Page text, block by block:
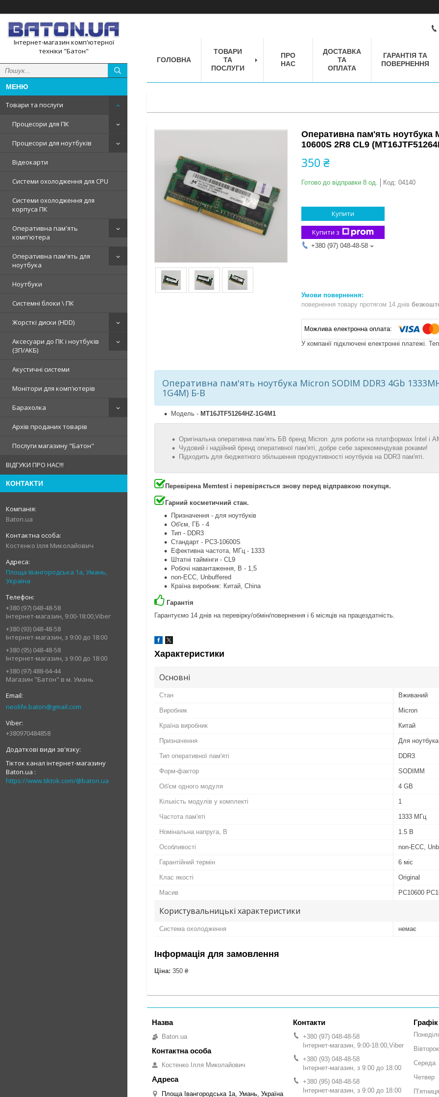
Інтернет-магазин комп'ютерної
техніки "Батон"
Товари та послуги
Процесори для ПК
Процесори для ноутбуків
Відеокарти
Системи охолодження для CPU
Системи охолодження для
корпуса ПК
Оперативна пам'ять
комп'ютера
Оперативна пам'ять для
ноутбука
Ноутбуки
Системні блоки \ ПК
Жорсткі диски (HDD)
Аксесуари до ПК і ноутбуків
(ЗП/АКБ)
Акустичні системи
Монітори для комп'ютерів
Барахолка
Архів проданих товарів
Послуги магазину "Батон"
ВІДГУКИ ПРО НАС!!!
КОНТАКТИ
Baton.ua
Костенко Ілля Миколайович
Площа Івангородська 1а, Умань,
Україна
+380 (97) 048-48-58
Інтернет-магазин, 9:00-18:00,Viber
+380 (93) 048-48-58
Інтернет-магазин, з 9:00 до 18:00
+380 (95) 048-48-58
Інтернет-магазин, з 9:00 до 18:00
+380 (97) 488-64-44
Магазин "Батон" в м. Умань
neolife.baton@gmail.com
+380970484858
Тікток канал інтернет-магазину
Baton.ua
https://www.tiktok.com/@baton.ua
ГОЛОВНА
ТОВАРИ
ТА
ПОСЛУГИ
ПРО
НАС
ДОСТАВКА
ТА
ОПЛАТА
ГАРАНТІЯ ТА
ПОВЕРНЕННЯ
Оперативна пам'ять ноутбука
10600S 2R8 CL9
350 ₴
Готово до відправки 8 од. Код: 04140
Купити
Купити з
+380 (97) 048-48-58
повернення товару протягом 14 днів
У компанії підключені електронні платежі.
Оперативна пам'ять ноутбука Micron SODIM DDR3 4Gb
1G4M) Б-В
Модель - MT16JTF51264HZ-1G4M1
Оригінальна оперативна пам’ять БВ бренд Micron для роботи на платформах Intel і
Чудовий і надійний бренд оперативної пам'яті, добре себе зарекомендував роками!
Підходить для бюджетного збільшення продуктивності ноутбуків на DDR3 пам'яті.
Перевірена Memtest і перевіряється знову перед відправкою покупця.
Гарний косметичний стан.
Призначення - для ноутбуків
Об'єм, ГБ - 4
Тип - DDR3
Стандарт - PC3-10600S
Ефективна частота, МГц - 1333
Штатні таймінги - CL9
Робочі навантаження, В - 1,5
non-ECC, Unbuffered
Країна виробник: Китай, China
Гарантія
Гарантуємо 14 днів на перевірку/обмін/повернення і 6 місяців на працездатність.
Характеристики
Основні
Стан Вживаний
Виробник Micron
Країна виробник Китай
Призначення Для ноутбука
Тип оперативної пам'яті DDR3
Форм-фактор SODIMM
Об'єм одного модуля 4 GB
Кількість модулів у комплекті 1
Частота пам'яті 1333 МГц
Номінальна напруга, В 1.5 В
Особливості non-ECC,
Гарантійний термін 6 міс
Клас якості Original
Масив PC10600
Користувальницькі характеристики
Система охолодження немає
Інформація для замовлення
Ціна: 350 ₴
Baton.ua
Костенко Ілля Миколайович
Площа Івангородська 1а, Умань, Україна
+380 (97) 048-48-58
Інтернет-магазин, 9:00-18:00,Viber
+380 (93) 048-48-58
Інтернет-магазин, з 9:00 до 18:00
+380 (95) 048-48-58
Інтернет-магазин, з 9:00 до 18:00
Вівторок
Середа
Четвер
Пʼятниця